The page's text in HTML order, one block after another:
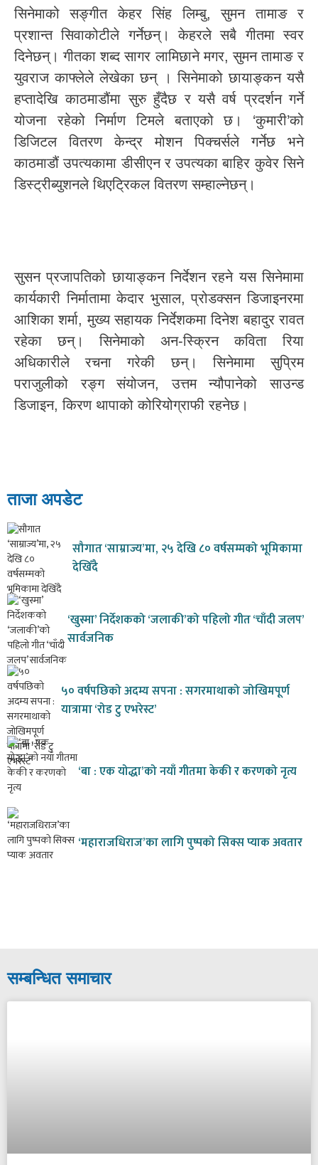
सिनेमाको सङ्गीत केहर सिंह लिम्बु, सुमन तामाङ र
प्रशान्त सिवाकोटीले गर्नेछन्। केहरले सबै गीतमा स्वर
दिनेछन्। गीतका शब्द सागर लामिछाने मगर, सुमन तामाङ र
युवराज काफ्लेले लेखेका छन् । सिनेमाको छायाङ्कन यसै
हप्तादेखि काठमाडौंमा सुरु हुँदैछ र यसै वर्ष प्रदर्शन गर्ने
योजना रहेको निर्माण टिमले बताएको छ। ‘कुमारी’को
डिजिटल वितरण केन्द्र मोशन पिक्चर्सले गर्नेछ भने
काठमाडौं उपत्यकामा डीसीएन र उपत्यका बाहिर कुवेर सिने
डिस्ट्रीब्युशनले थिएट्रिकल वितरण सम्हाल्नेछन्।
सुसन प्रजापतिको छायाङ्कन निर्देशन रहने यस सिनेमामा
कार्यकारी निर्मातामा केदार भुसाल, प्रोडक्सन डिजाइनरमा
आशिका शर्मा, मुख्य सहायक निर्देशकमा दिनेश बहादुर रावत
रहेका छन्। सिनेमाको अन-स्क्रिन कविता रिया
अधिकारीले रचना गरेकी छन्। सिनेमामा सुप्रिम
पराजुलीको रङ्ग संयोजन, उत्तम न्यौपानेको साउन्ड
डिजाइन, किरण थापाको कोरियोग्राफी रहनेछ।
ताजा अपडेट
सौगात ‘साम्राज्य’मा, २५ देखि ८० वर्षसम्मको भूमिकामा
देखिँदै
‘खुस्मा’ निर्देशकको ‘जलाकी’को पहिलो गीत ‘चाँदी जलप’
सार्वजनिक
५० वर्षपछिको अदम्य सपना : सगरमाथाको जोखिमपूर्ण
यात्रामा ‘रोड टु एभरेस्ट’
‘बा : एक योद्धा’को नयाँ गीतमा केकी र करणको नृत्य
‘महाराजधिराज’का लागि पुष्पको सिक्स प्याक अवतार
सम्बन्धित समाचार